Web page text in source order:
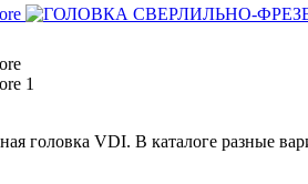
VDI. В каталоге разные